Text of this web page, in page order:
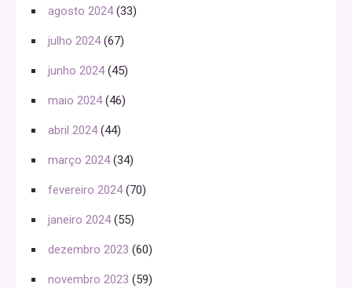
agosto 2024(33)
julho 2024(67)
junho 2024(45)
maio 2024(46)
abril 2024(44)
março 2024(34)
fevereiro 2024(70)
janeiro 2024(55)
dezembro 2023 (60)
novembro 2023 (59)